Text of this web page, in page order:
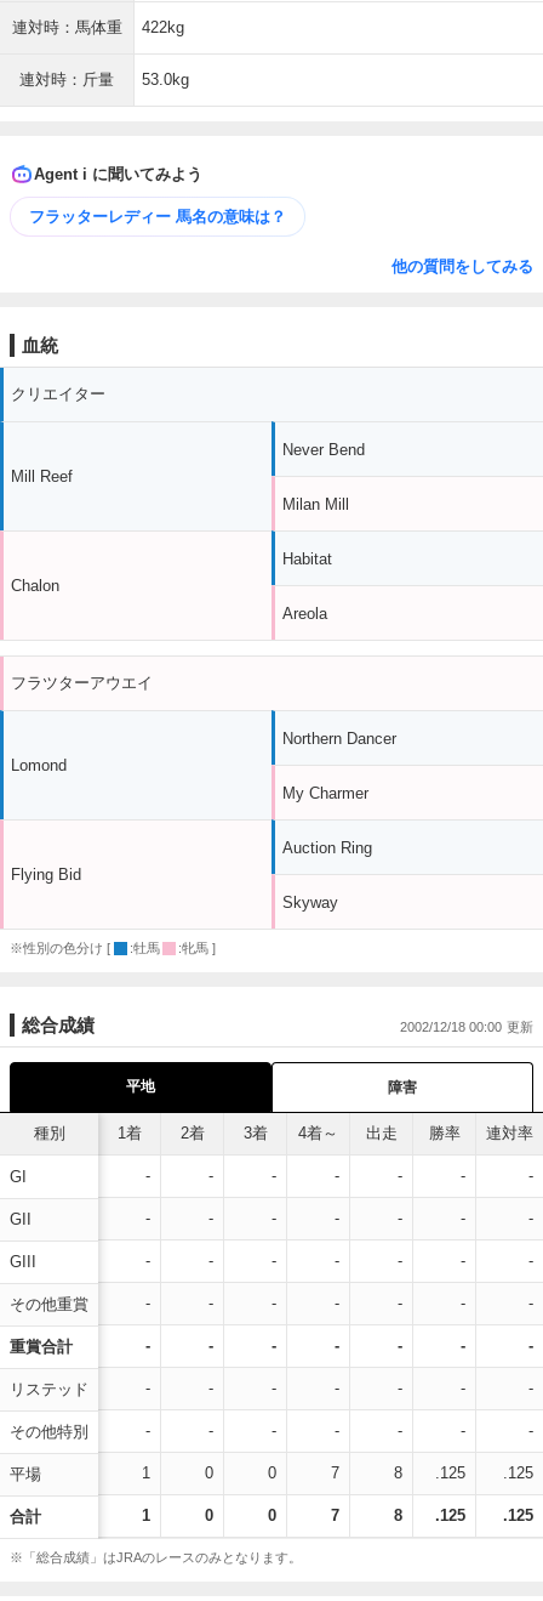
連対時：馬体重 422kg
連対時：斤量 53.0kg
Agent i に聞いてみよう
フラッターレディー 馬名の意味は？
他の質問をしてみる
血統
クリエイター
Mill Reef
Chalon
Never Bend
Milan Mill
Habitat
Areola
フラツターアウエイ
Lomond
Flying Bid
Northern Dancer
My Charmer
Auction Ring
Skyway
※性別の色分け [ :牡馬 :牝馬 ]
総合成績 2002/12/18 00:00
平地 障害
種別
GI
GII
GIII
その他重賞
重賞合計
リステッド
その他特別
平場
合計
1着 2着 3着 4着～ 出走 勝率 連対率
- - - - - - -
- - - - - - -
- - - - - - -
- - - - - - -
- - - - - - -
- - - - - - -
- - - - - - -
1 0 0 7 8 .125 .125
1 0 0 7 8 .125 .125
※「総合成績」はJRAのレースのみとなります。